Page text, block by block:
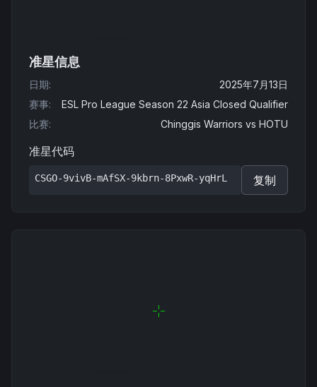
准星信息
日期:
2025年7月13日
赛事:
ESL Pro League Season 22 Asia Closed Qualifier
比赛: Chinggis Warriors vs HOTU
准星代码
CSGO-9vivB-mAfSX-9kbrn-8PxwR-yqHrL 复制